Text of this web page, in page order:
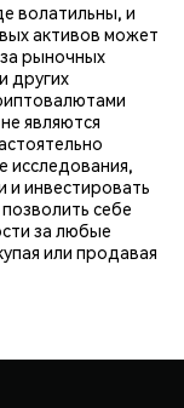
волатильны, и
активов может
рыночных
других
являются
исследования,
и инвестировать
себе
за любые
или продавая